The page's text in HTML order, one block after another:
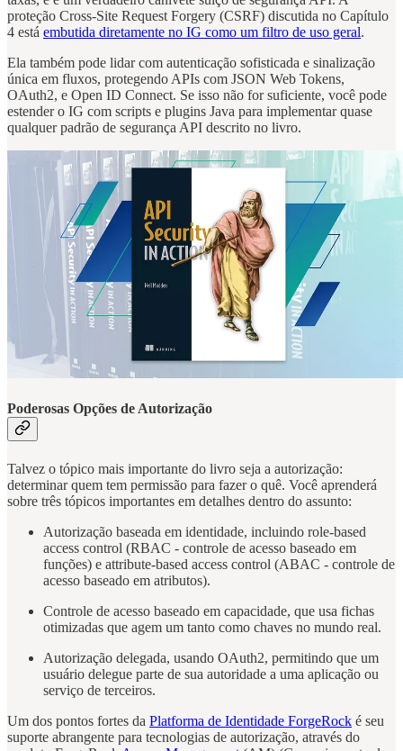
proteção Cross-Site Request Forgery (CSRF) discutida no Capítulo
4 está embutida diretamente no IG como um filtro de uso geral.
Ela também pode lidar com autenticação sofisticada e sinalização
única em fluxos, protegendo APIs com JSON Web Tokens,
OAuth2, e Open ID Connect. Se isso não for suficiente, você pode
estender o IG com scripts e plugins Java para implementar quase
qualquer padrão de segurança API descrito no livro.
Poderosas Opções de Autorização
Talvez o tópico mais importante do livro seja a autorização:
determinar quem tem permissão para fazer o quê. Você aprenderá
sobre três tópicos importantes em detalhes dentro do assunto:
Autorização baseada em identidade, incluindo role-based
access control (RBAC - controle de acesso baseado em
funções) e attribute-based access control (ABAC - controle de
acesso baseado em atributos).
Controle de acesso baseado em capacidade, que usa fichas
otimizadas que agem um tanto como chaves no mundo real.
Autorização delegada, usando OAuth2, permitindo que um
usuário delegue parte de sua autoridade a uma aplicação ou
serviço de terceiros.
Um dos pontos fortes da Platforma de Identidade ForgeRock é seu
suporte abrangente para tecnologias de autorização, através do